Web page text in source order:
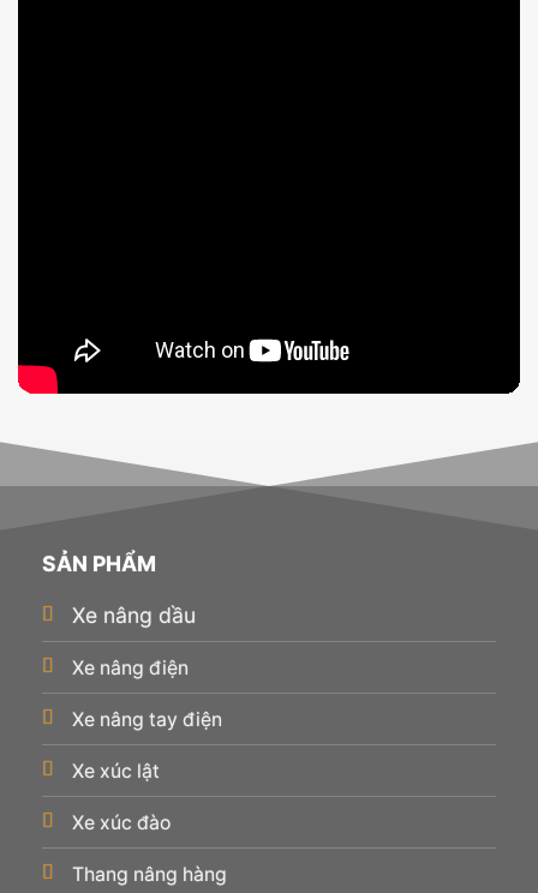
SẢN PHẨM
Xe nâng dầu
Xe nâng điện
Xe nâng tay điện
Xe xúc lật
Xe xúc đào
Thang nâng hàng